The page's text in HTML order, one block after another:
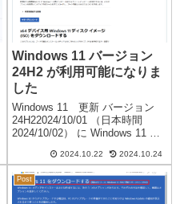
Windows 11 バージョン
24H2 が利用可能になりま
した
Windows 11 更新 バージョン
24H22024/10/01 （日本時間
2024/10/02） に Windows 11 バ
が可能になりました。Windows
11 リリース情報※ 24H1 はあ...
2024.10.22 2024.10.24
Post